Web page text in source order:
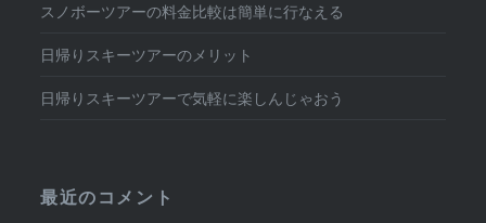
スノボーツアーの料金比較は簡単に行なえる
日帰りスキーツアーのメリット
日帰りスキーツアーで気軽に楽しんじゃおう
最近のコメント